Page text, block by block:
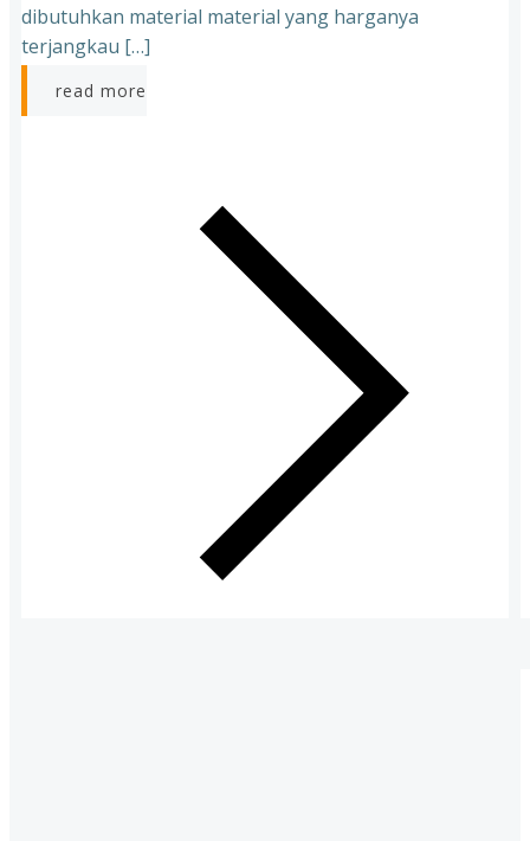
dibutuhkan material material yang harganya
terjangkau […]
read more